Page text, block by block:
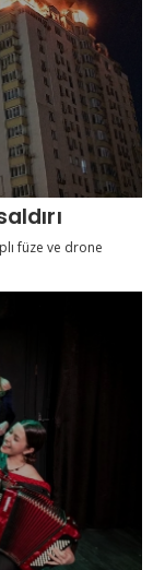
füze ve drone